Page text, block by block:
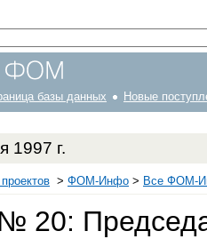
базы данных Новые
1997 г.
> ФOM-Инфо > Все ФОМ-